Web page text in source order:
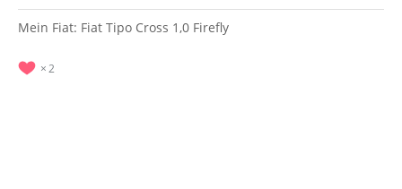
Mein Fiat: Fiat Tipo Cross 1,0 Firefly
2